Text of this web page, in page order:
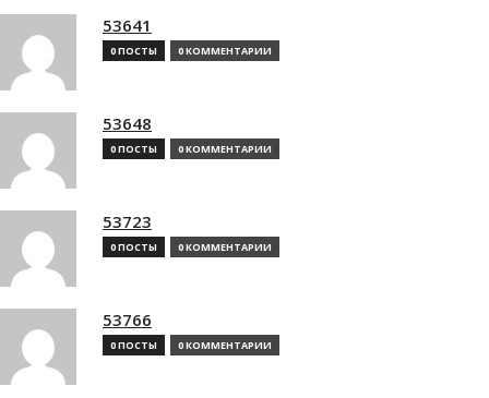
53641
0 ПОСТЫ 0 КОММЕНТАРИИ
53648
0 ПОСТЫ 0 КОММЕНТАРИИ
53723
0 ПОСТЫ 0 КОММЕНТАРИИ
53766
0 ПОСТЫ 0 КОММЕНТАРИИ